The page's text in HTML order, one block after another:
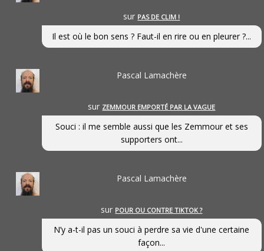
sur PAS DE CLIM !
Il est où le bon sens ? Faut-il en rire ou en pleurer ?...
Pascal Lamachère
sur ZEMMOUR EMPORTÉ PAR LA VAGUE
Souci : il me semble aussi que les Zemmour et ses
supporters ont...
Pascal Lamachère
sur POUR OU CONTRE TIKTOK ?
N’y a-t-il pas un souci à perdre sa vie d'une certaine
façon...